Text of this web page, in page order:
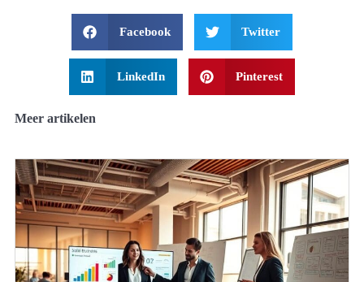
Facebook Twitter
LinkedIn Pinterest
Meer artikelen